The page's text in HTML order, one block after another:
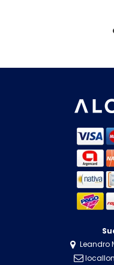
Leandro